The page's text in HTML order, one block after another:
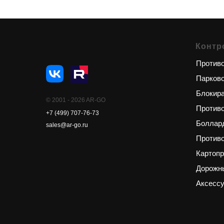
© 2001 - 2026 AR-GO
+7 (499) 707-76-73
sales@ar-go.ru